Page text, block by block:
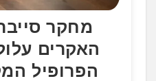
מחקר
האקרים
הפרופיל